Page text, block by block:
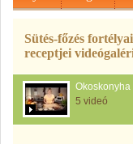
Sütés-főzés
receptjei
Okoskonyha
5 videó